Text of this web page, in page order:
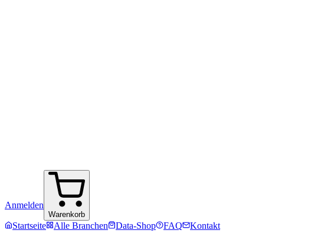
Anmelden
Warenkorb
Startseite Alle Branchen Data-Shop FAQ
Kontakt